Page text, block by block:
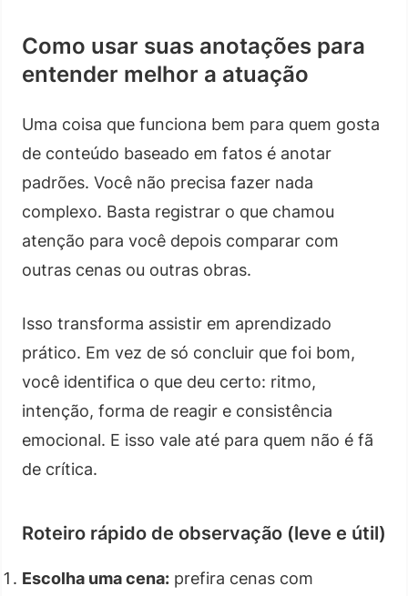
Como usar suas anotações para
entender melhor a atuação
Uma coisa que funciona bem para quem gosta
de conteúdo baseado em fatos é anotar
padrões. Você não precisa fazer nada
complexo. Basta registrar o que chamou
atenção para você depois comparar com
outras cenas ou outras obras.
Isso transforma assistir em aprendizado
prático. Em vez de só concluir que foi bom,
você identifica o que deu certo: ritmo,
intenção, forma de reagir e consistência
emocional. E isso vale até para quem não é fã
de crítica.
Roteiro rápido de observação (leve e útil)
Escolha uma cena: prefira cenas com